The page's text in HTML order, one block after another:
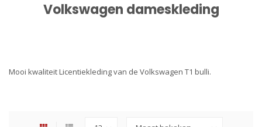
Volkswagen dameskleding
Mooi kwaliteit Licentiekleding van de Volkswagen T1 bulli.